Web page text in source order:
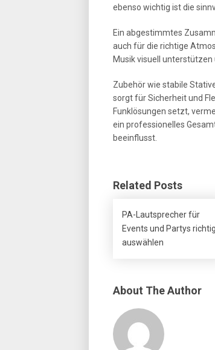
ebenso wichtig ist die
Ein abgestimmtes
auch für die richtige
Musik visuell
Zubehör wie stabile
sorgt für Sicherheit und
Funklösungen setzt,
ein professionelles
beeinflusst.
Related Posts
PA-Lautsprecher für
Events und Partys richtig
auswählen
About The Author